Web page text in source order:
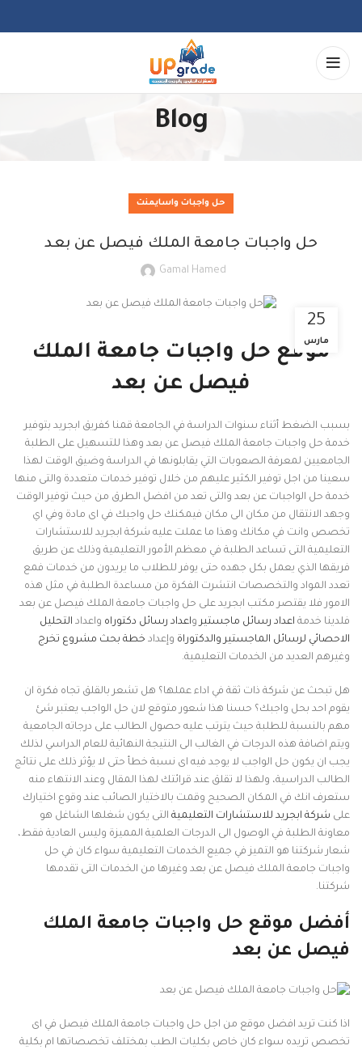
Blog
حل واجبات واسايمنت
حل واجبات جامعة الملك فيصل عن بعد
Gamal Hamed
25
مارس
موقع حل واجبات جامعة الملك
فيصل عن بعد
بسبب الضغط أثناء سنوات الدراسة في الجامعة قمنا كفريق ابجريد بتوفير
خدمة حل واجبات جامعة الملك فيصل عن بعد وهذا للتسهيل على الطلبة
الجامعيين لمعرفة الصعوبات التي يقابلونها في الدراسة وضيق الوقت لهذا
سعينا من اجل توفير الكثير عليهم من خلال توفير خدمات متعددة والتى منها
خدمة حل الواجبات عن بعد والتى تعد من افضل الطرق من حيث توفير الوقت
وجهد الانتقال من مكان الى مكان فيمكنك حل واجبك في اى مادة وفي اي
تخصص وانت في مكانك وهذا ما عملت عليه شركة ابجريد للاستشارات
التعليمية التى تساعد الطلبة في معظم الأمور التعليمية وذلك عن طريق
فريقها الذي يعمل بكل جهده حتى يوفر للطلاب ما يريدون من خدمات فمع
تعدد المواد والتخصصات انتشرت الفكرة من مساعدة الطلبة في مثل هذه
الامور فلا يقتصر مكتب ابجريد على حل واجبات جامعة الملك فيصل عن بعد
فلدينا خدمة اعداد رسائل ماجستير واعداد رسائل دكتوراه واعداد التحليل
الاحصائي لرسائل الماجستير والدكتوراة وإعداد خطة بحث مشروع تخرج
وغيرهم العديد من الخدمات التعليمية.
هل تبحث عن شركة ذات ثقة في اداء عملها؟ هل تشعر بالقلق تجاه فكرة ان
يقوم احد بحل واجبك؟ حسنا هذا شعور متوقع لان حل الواجب يعتبر شئ
مهم بالنسبة للطلبة حيث يترتب عليه حصول الطالب على درجاته الجامعية
ويتم اضافة هذه الدرجات في الغالب الى النتيجة النهائية للعام الدراسي لذلك
يجب ان يكون حل الواجب لا يوجد فيه اى نسبة خطأ حتى لا يؤثر ذلك على نتائج
الطالب الدراسية، ولهذا لا تقلق عند قرائتك لهذا المقال وعند الانتهاء منه
ستعرف انك في المكان الصحيح وقمت بالاختيار الصائب عند وقوع اختيارك
على شركة ابجريد للاستشارات التعليمية التى يكون شغلها الشاغل هو
معاونة الطلبة في الوصول الى الدرجات العلمية المميزة وليس العادية فقط،
شعار شركتنا هو التميز في جميع الخدمات التعليمية سواء كان في حل
واجبات جامعة الملك فيصل عن بعد وغيرها من الخدمات التى تقدمها
شركتنا.
أفضل موقع حل واجبات جامعة الملك
فيصل عن بعد
اذا كنت تريد افضل موقع من اجل حل واجبات جامعة الملك فيصل في اى
تخصص تريده سواء كان خاص بكليات الطب بمختلف تخصصاتها ام بكلية